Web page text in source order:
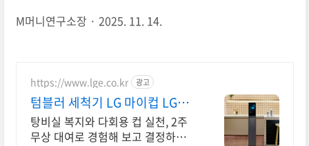
M머니연구소장 2025. 11. 14.
https://www.lge.co.kr 광고
텀블러 세척기 LG 마이컵 LG마
이컵 무상대여신청
탕비실 복지와 다회용 컵 실천, 2주
무상 대여로 경험해 보고 결정하세